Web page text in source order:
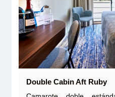
Double Cabin Aft Ruby